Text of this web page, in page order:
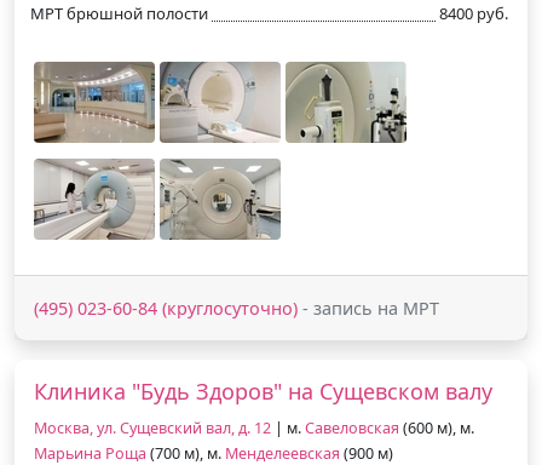
МРТ брюшной полости 8400 руб.
(495) 023-60-84 (круглосуточно) - запись на МРТ
Клиника "Будь Здоров" на Сущевском валу
Москва, ул. Сущевский вал, д. 12 | м.Савеловская (600 м), м.
Марьина Роща (700 м), м. Менделеевская (900 м)